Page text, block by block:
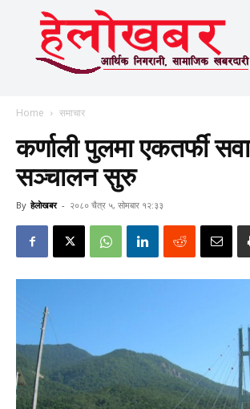
Home समाचार
कर्णाली पुलमा एकतर्फी
सञ्चालन सुरु
By हेलाेखबर - २०८० चैत्र ५, सोमबार १२:३३